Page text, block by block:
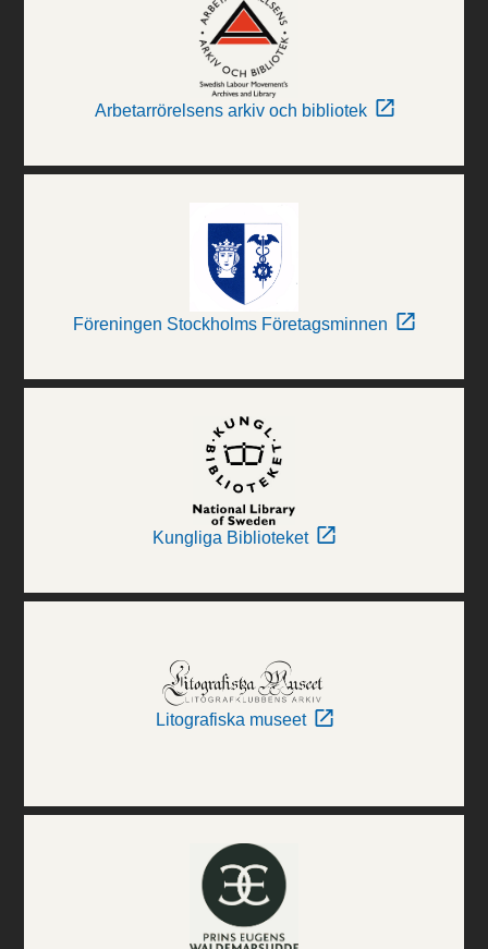
Arbetarrörelsens arkiv och bibliotek
Föreningen Stockholms Företagsminnen
Kungliga Biblioteket
Litografiska museet